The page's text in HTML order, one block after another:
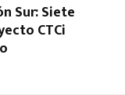
Sur: Siete
CTCi